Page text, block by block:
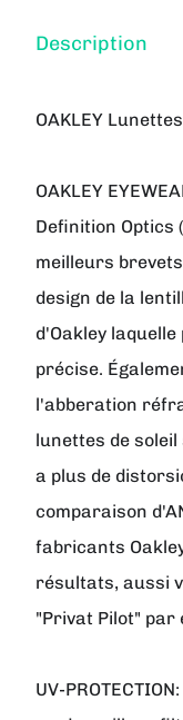
Description
OAKLEY
OAKLEY
Definition Optics
meilleurs
design de la
d'Oakley
précise.
l'abberation
lunettes de
a plus de
comparaison
fabricants
résultats, aussi
"Privat Pilot" par
UV-PROTECTION: